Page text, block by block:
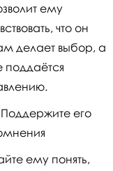
ему
что он
делает выбор, а
поддаётся
Поддержите его
ему понять,